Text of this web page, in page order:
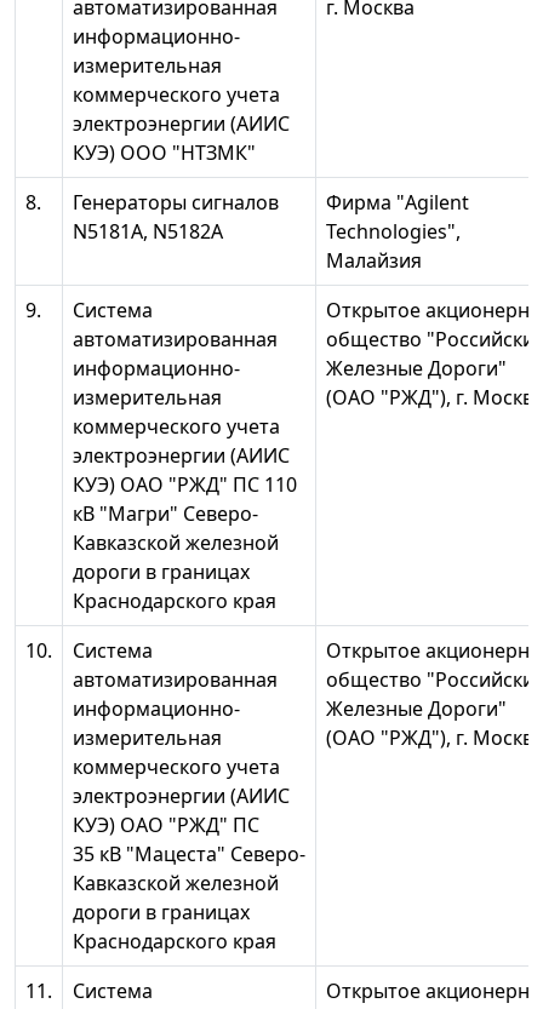
автоматизированная
информационно-
измерительная
коммерческого учета
электроэнергии (АИИС
КУЭ) OOO "НТЗМК"
г. Москва
8.
Генераторы сигналов
N5181А, N5182А
Фирма "Agilent
Technologies",
Малайзия
9.
Система
автоматизированная
информационно-
измерительная
коммерческого учета
электроэнергии (АИИС
КУЭ) ОАО "РЖД" ПС 110
кВ "Магри" Северо-
Кавказской железной
дороги в границах
Краснодарского края
Открытое
общество
Железные Дороги"
(ОАО "РЖД"), г. Москва
10.
Система
автоматизированная
информационно-
измерительная
коммерческого учета
электроэнергии (АИИС
КУЭ) ОАО "РЖД" ПС
35 кВ "Мацеста" Северо-
Кавказской железной
дороги в границах
Краснодарского края
Открытое
общество
Железные Дороги"
(ОАО "РЖД"), г. Москва
11.
Система
Открытое